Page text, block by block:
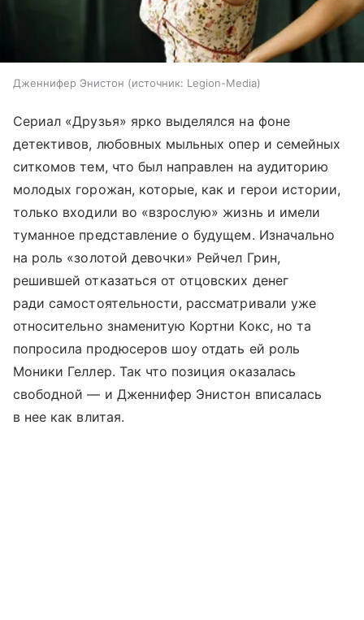
Дженнифер Энистон источник: Legion-Media
Сериал «Друзья» ярко выделялся на фоне
детективов, любовных мыльных опер и семейных
ситкомов тем, что был направлен на аудиторию
молодых горожан, которые, как и герои истории,
только входили во «взрослую» жизнь и имели
туманное представление о будущем. Изначально
на роль «золотой девочки» Рейчел Грин,
решившей отказаться от отцовских денег
ради самостоятельности, рассматривали уже
относительно знаменитую Кортни Кокс, но та
попросила продюсеров шоу отдать ей роль
Моники Геллер. Так что позиция оказалась
свободной — и Дженнифер Энистон вписалась
в нее как влитая.